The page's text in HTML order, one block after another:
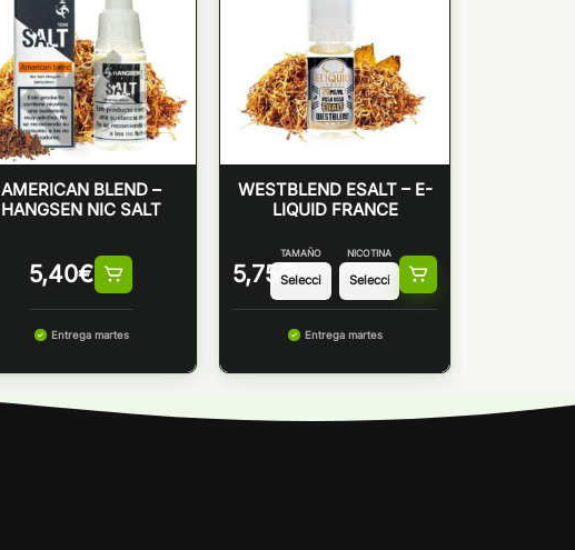
AMERICAN BLEND –
HANGSEN NIC SALT
5,40€
Entrega martes
WESTBLEND ESALT – E-
LIQUID FRANCE
5,75 €
TAMAÑO NICOTINA
Entrega martes